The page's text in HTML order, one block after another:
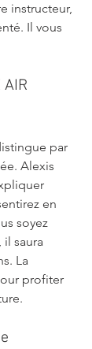
instructeur,
Il vous
par
Alexis
en
soyez
saura
La
profiter